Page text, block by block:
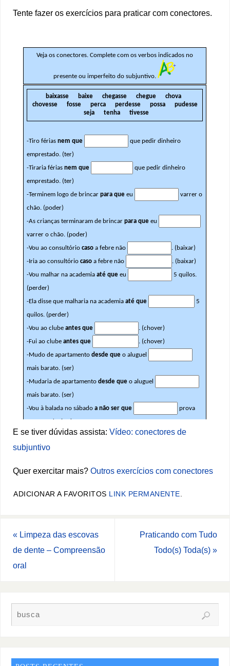
Tente fazer os exercícios para praticar com conectores.
E se tiver dúvidas assista:Vídeo: conectores de
subjuntivo
Quer exercitar mais?Outros exercícios com conectores
ADICIONAR A FAVORITOS LINK PERMANENTE.
« Limpeza das escovas
de dente – Compreensão
oral
Praticando com Tudo
Todo(s) Toda(s) »